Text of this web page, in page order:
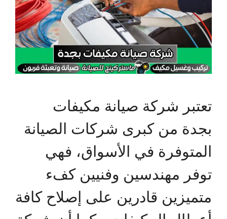
تعتبر شركة صيانة مكيفات
بجدة من كبرى شركات الصيانة
المتوفرة في الأسواق، فهي
توفر مهندسين وفنيين كفء
متميزين قادرين على إصلاح كافة